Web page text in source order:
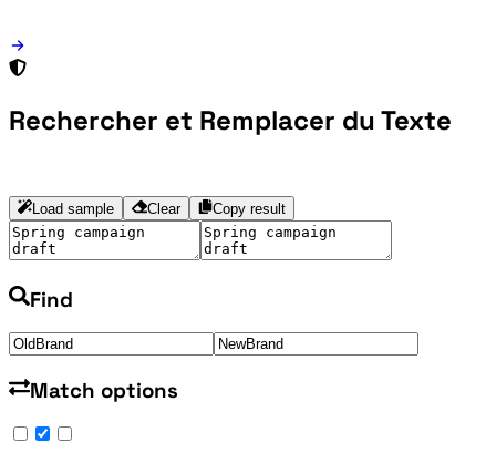
Rechercher et Remplacer du Texte
Load sample Clear Copy result
Find
Match options